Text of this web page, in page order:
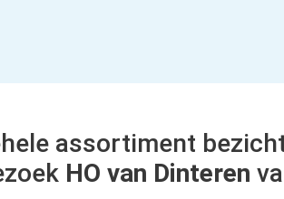
assortiment
HO van Dinteren